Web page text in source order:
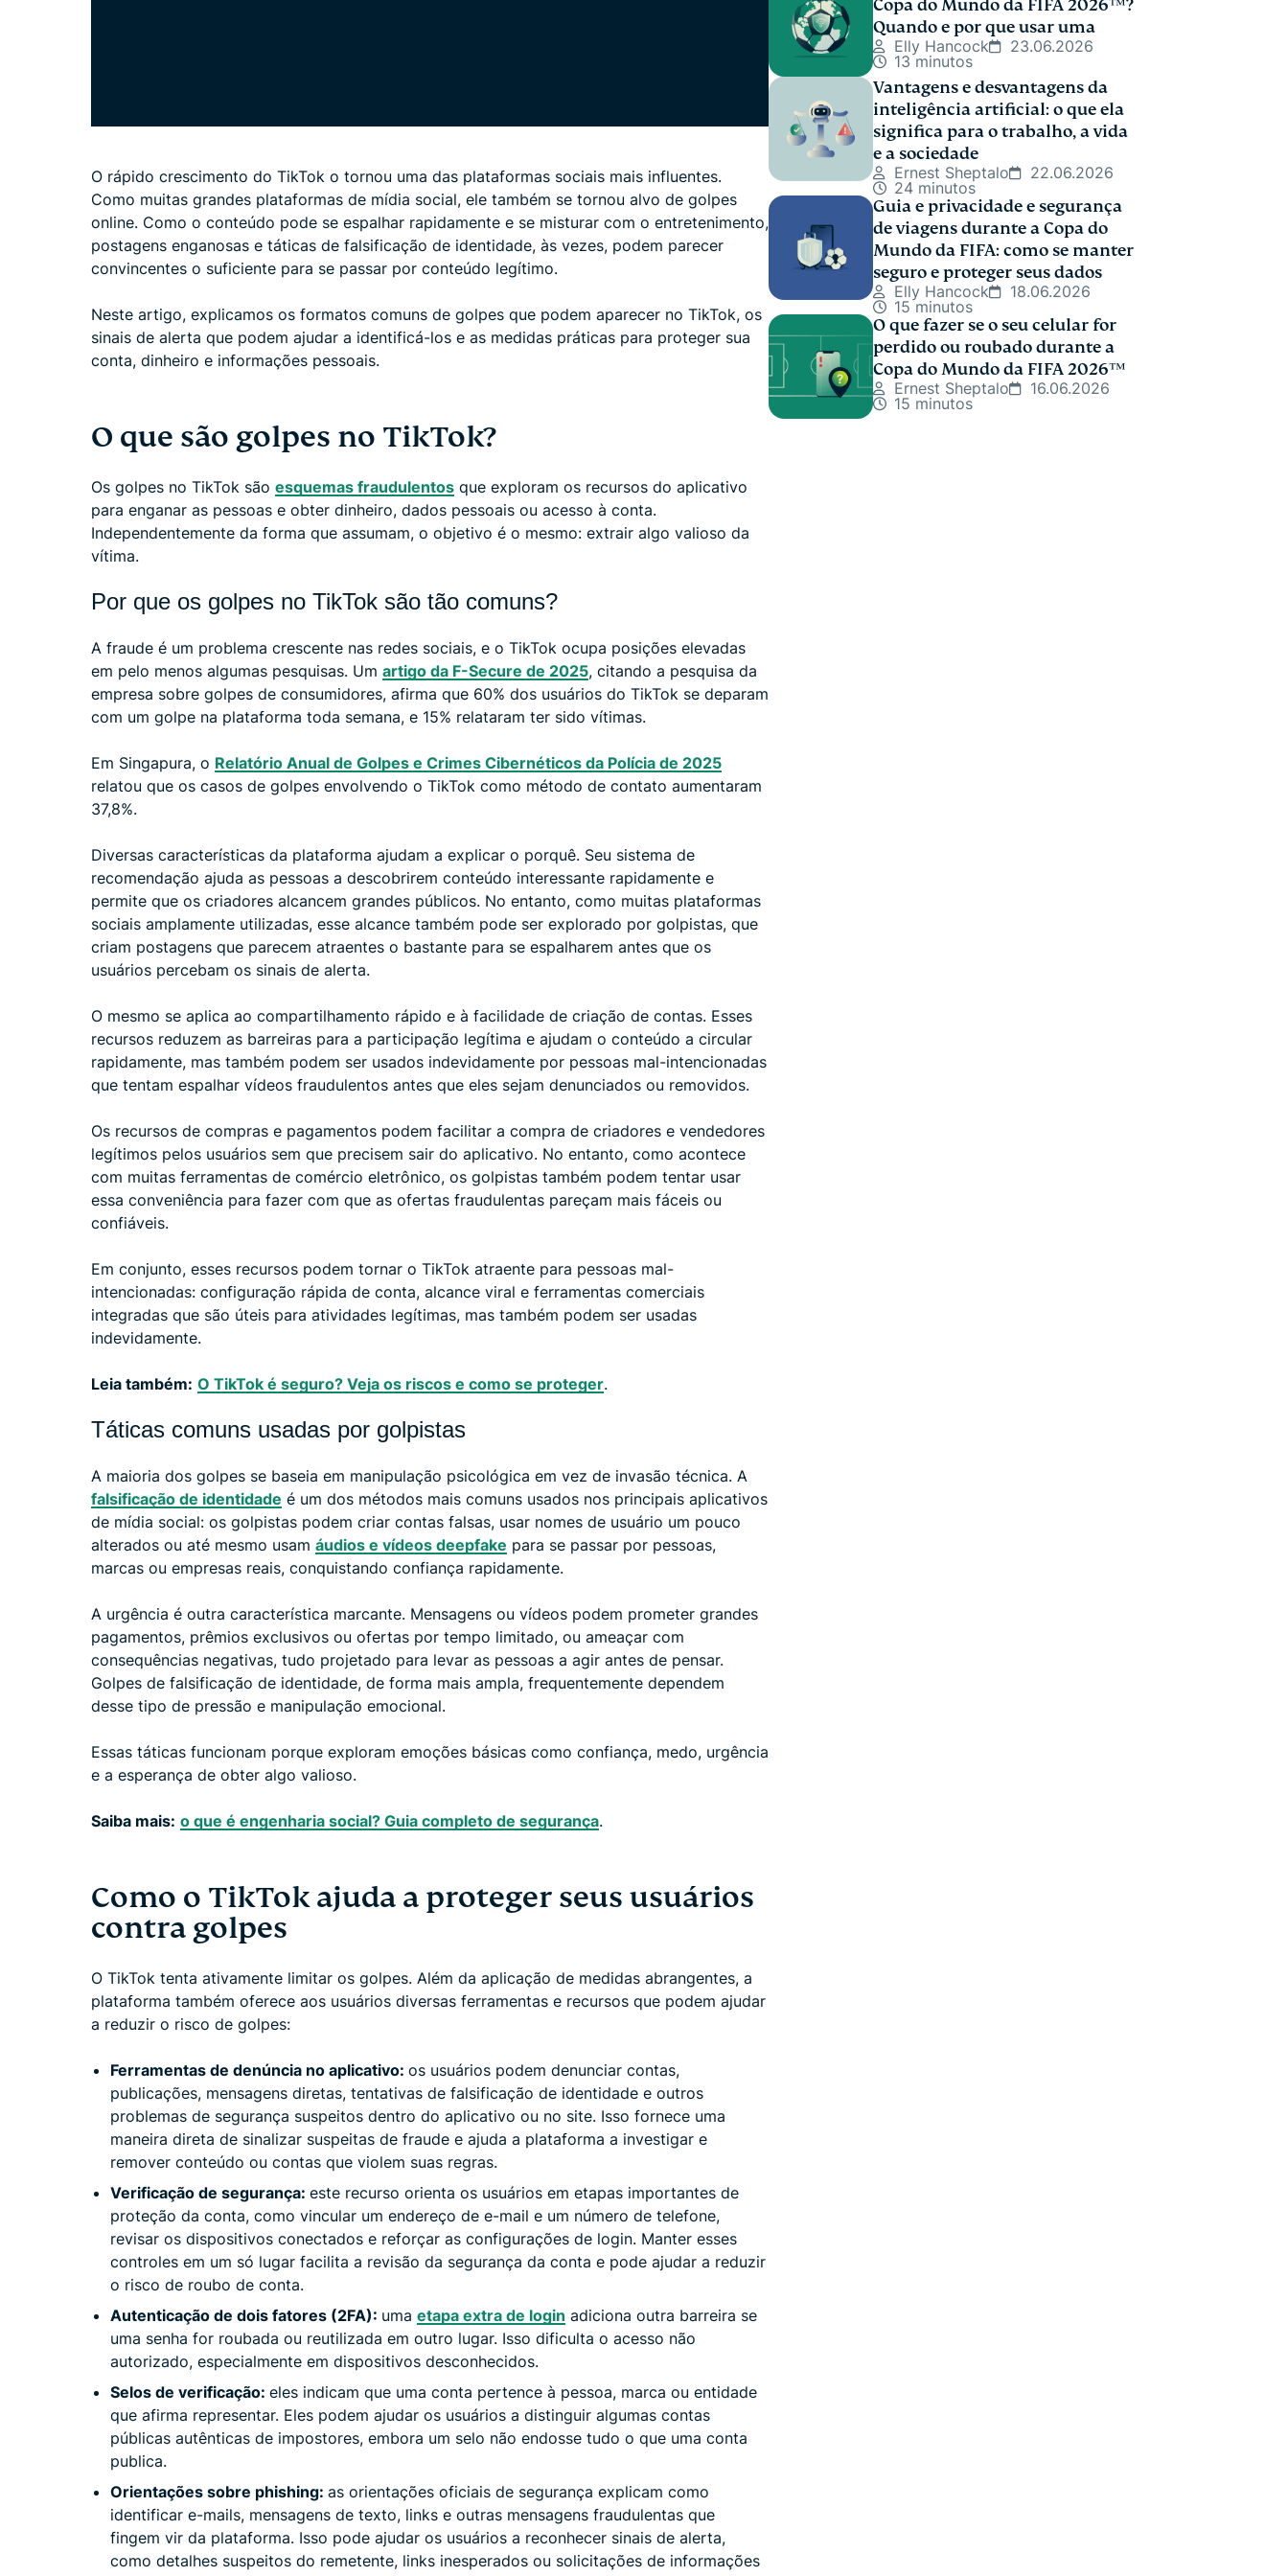
O rápido crescimento do TikTok o tornou uma das plataformas sociais mais influentes.
Como muitas grandes plataformas de mídia social, ele também se tornou alvo de golpes
online. Como o conteúdo pode se espalhar rapidamente e se misturar com o entretenimento,
postagens enganosas e táticas de falsificação de identidade, às vezes, podem parecer
convincentes o suficiente para se passar por conteúdo legítimo.
Neste artigo, explicamos os formatos comuns de golpes que podem aparecer no TikTok, os
sinais de alerta que podem ajudar a identificá-los e as medidas práticas para proteger sua
conta, dinheiro e informações pessoais.
O que são golpes no TikTok?
Os golpes no TikTok são esquemas fraudulentos que exploram os recursos do aplicativo
para enganar as pessoas e obter dinheiro, dados pessoais ou acesso à conta.
Independentemente da forma que assumam, o objetivo é o mesmo: extrair algo valioso da
vítima.
Por que os golpes no TikTok são tão comuns?
A fraude é um problema crescente nas redes sociais, e o TikTok ocupa posições elevadas
em pelo menos algumas pesquisas. Um artigo da F-Secure de 2025, citando a pesquisa da
empresa sobre golpes de consumidores, afirma que 60% dos usuários do TikTok se deparam
com um golpe na plataforma toda semana, e 15% relataram ter sido vítimas.
Em Singapura, o Relatório Anual de Golpes e Crimes Cibernéticos da Polícia de 2025
relatou que os casos de golpes envolvendo o TikTok como método de contato aumentaram
37,8%.
Diversas características da plataforma ajudam a explicar o porquê. Seu sistema de
recomendação ajuda as pessoas a descobrirem conteúdo interessante rapidamente e
permite que os criadores alcancem grandes públicos. No entanto, como muitas plataformas
sociais amplamente utilizadas, esse alcance também pode ser explorado por golpistas, que
criam postagens que parecem atraentes o bastante para se espalharem antes que os
usuários percebam os sinais de alerta.
O mesmo se aplica ao compartilhamento rápido e à facilidade de criação de contas. Esses
recursos reduzem as barreiras para a participação legítima e ajudam o conteúdo a circular
rapidamente, mas também podem ser usados ​​indevidamente por pessoas mal-intencionadas
que tentam espalhar vídeos fraudulentos antes que eles sejam denunciados ou removidos.
Os recursos de compras e pagamentos podem facilitar a compra de criadores e vendedores
legítimos pelos usuários sem que precisem sair do aplicativo. No entanto, como acontece
com muitas ferramentas de comércio eletrônico, os golpistas também podem tentar usar
essa conveniência para fazer com que as ofertas fraudulentas pareçam mais fáceis ou
confiáveis.
Em conjunto, esses recursos podem tornar o TikTok atraente para pessoas mal-
intencionadas: configuração rápida de conta, alcance viral e ferramentas comerciais
integradas que são úteis para atividades legítimas, mas também podem ser usadas
indevidamente.
Leia também: O TikTok é seguro? Veja os riscos e como se proteger.
Táticas comuns usadas por golpistas
A maioria dos golpes se baseia em manipulação psicológica em vez de invasão técnica. A
falsificação de identidade é um dos métodos mais comuns usados ​​nos principais aplicativos
de mídia social: os golpistas podem criar contas falsas, usar nomes de usuário um pouco
alterados ou até mesmo usam áudios e vídeos deepfake para se passar por pessoas,
marcas ou empresas reais, conquistando confiança rapidamente.
A urgência é outra característica marcante. Mensagens ou vídeos podem prometer grandes
pagamentos, prêmios exclusivos ou ofertas por tempo limitado, ou ameaçar com
consequências negativas, tudo projetado para levar as pessoas a agir antes de pensar.
Golpes de falsificação de identidade, de forma mais ampla, frequentemente dependem
desse tipo de pressão e manipulação emocional.
Essas táticas funcionam porque exploram emoções básicas como confiança, medo, urgência
e a esperança de obter algo valioso.
Saiba mais: o que é engenharia social? Guia completo de segurança.
Como o TikTok ajuda a proteger seus usuários
contra golpes
O TikTok tenta ativamente limitar os golpes. Além da aplicação de medidas abrangentes, a
plataforma também oferece aos usuários diversas ferramentas e recursos que podem ajudar
a reduzir o risco de golpes:
Ferramentas de denúncia no aplicativo: os usuários podem denunciar contas,
publicações, mensagens diretas, tentativas de falsificação de identidade e outros
problemas de segurança suspeitos dentro do aplicativo ou no site. Isso fornece uma
maneira direta de sinalizar suspeitas de fraude e ajuda a plataforma a investigar e
remover conteúdo ou contas que violem suas regras.
Verificação de segurança: este recurso orienta os usuários em etapas importantes de
proteção da conta, como vincular um endereço de e-mail e um número de telefone,
revisar os dispositivos conectados e reforçar as configurações de login. Manter esses
controles em um só lugar facilita a revisão da segurança da conta e pode ajudar a reduzir
o risco de roubo de conta.
Autenticação de dois fatores (2FA): uma etapa extra de login adiciona outra barreira se
uma senha for roubada ou reutilizada em outro lugar. Isso dificulta o acesso não
autorizado, especialmente em dispositivos desconhecidos.
Selos de verificação: eles indicam que uma conta pertence à pessoa, marca ou entidade
que afirma representar. Eles podem ajudar os usuários a distinguir algumas contas
públicas autênticas de impostores, embora um selo não endosse tudo o que uma conta
publica.
Orientações sobre phishing: as orientações oficiais de segurança explicam como
identificar e-mails, mensagens de texto, links e outras mensagens fraudulentas que
fingem vir da plataforma. Isso pode ajudar os usuários a reconhecer sinais de alerta,
como detalhes suspeitos do remetente, links inesperados ou solicitações de informações
Copa do Mundo da FIFA 2026™?
Quando e por que usar uma
Elly Hancock
23.06.2026
13 minutos
Vantagens e desvantagens da
inteligência artificial: o que ela
significa para o trabalho, a vida
e a sociedade
Ernest Sheptalo
22.06.2026
24 minutos
Guia e privacidade e segurança
de viagens durante a Copa do
Mundo da FIFA: como se manter
seguro e proteger seus dados
Elly Hancock
18.06.2026
15 minutos
O que fazer se o seu celular for
perdido ou roubado durante a
Copa do Mundo da FIFA 2026™
Ernest Sheptalo
16.06.2026
15 minutos